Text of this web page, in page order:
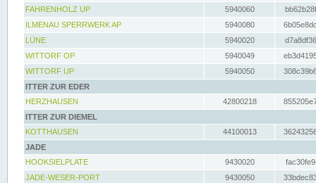
FAHRENHOLZ UP
5940060
ILMENAU SPERRWERK AP
5940080
LÜNE
5940020
WITTORF OP
5940049
WITTORF UP
5940050
ITTER ZUR EDER
HERZHAUSEN
42800218
ITTER ZUR DIEMEL
KOTTHAUSEN
44100013
JADE
HOOKSIELPLATE
9430020
JADE-WESER-PORT
9430050